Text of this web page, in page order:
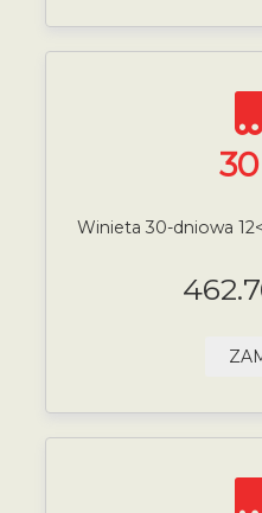
30
Winieta 30-dniowa